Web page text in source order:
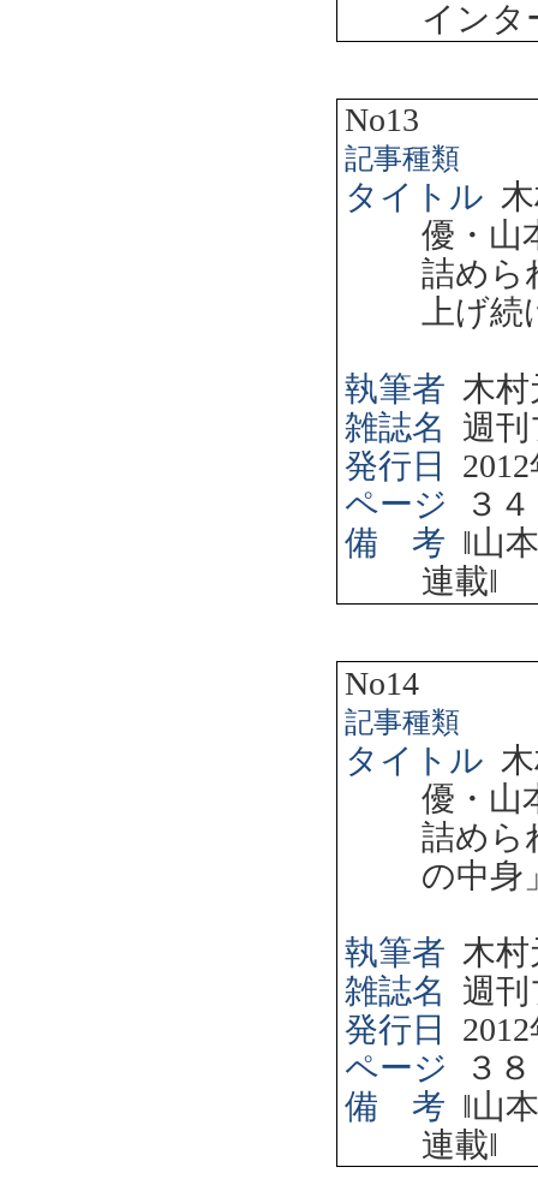
インタ
No13
記事種類
タイトル
優・山
詰め
上げ続
執筆者 木村
雑誌名
週
発行日
2012
ページ
３
備 考 ‖山
連載‖
No14
記事種類
タイトル
優・山
詰め
の中身
執筆者 木村
雑誌名
週
発行日
2012
ページ
３
備 考 ‖山
連載‖